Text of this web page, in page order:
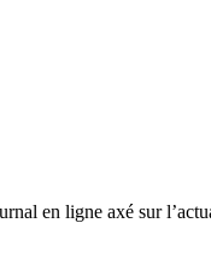
en ligne axé sur